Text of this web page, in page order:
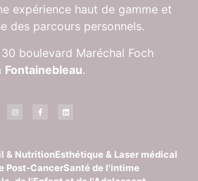
expérience haut de gamme et
des parcours personnels.
boulevard Maréchal Foch
Fontainebleau.
& NutritionEsthétique & Laser médical
Post-CancerSanté de l'intime